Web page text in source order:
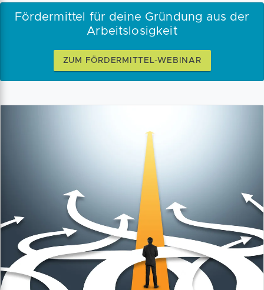
Fördermittel für deine Gründung aus der
Arbeitslosigkeit
ZUM FÖRDERMITTEL-WEBINAR